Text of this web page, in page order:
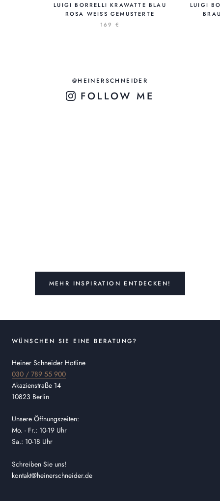
LUIGI BORRELLI KRAWATTE BLAU
ROSA WEISS GEMUSTERTE
169 €
LUIGI
@HEINERSCHNEIDER
FOLLOW ME
MEHR INSPIRATION ENTDECKEN!
WÜNSCHEN SIE EINE BERATUNG?
Heiner Schneider Hotline
030 / 789 55 900
Akazienstraße 14
10823 Berlin
Unsere Öffnungszeiten:
Mo. - Fr.: 10-19 Uhr
Sa.: 10-18 Uhr
Schreiben Sie uns!
kontakt@heinerschneider.de